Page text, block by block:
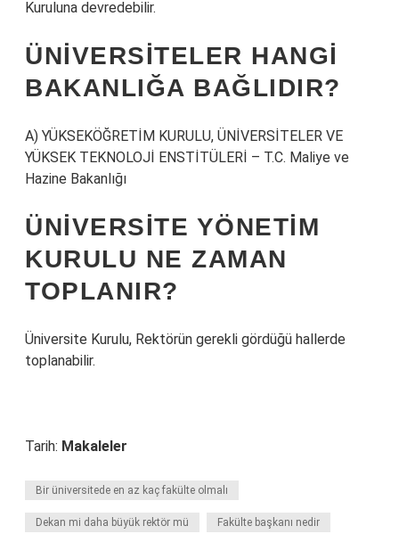
Kuruluna devredebilir.
ÜNIVERSITELER HANGI
BAKANLIĞA BAĞLIDIR?
A) YÜKSEKÖĞRETİM KURULU, ÜNİVERSİTELER VE
YÜKSEK TEKNOLOJİ ENSTİTÜLERİ – T.C. Maliye ve
Hazine Bakanlığı
ÜNIVERSITE YÖNETIM
KURULU NE ZAMAN
TOPLANIR?
Üniversite Kurulu, Rektörün gerekli gördüğü hallerde
toplanabilir.
Tarih: Makaleler
Bir üniversitede en az kaç fakülte olmalı
Dekan mi daha büyük rektör mü Fakülte başkanı nedir